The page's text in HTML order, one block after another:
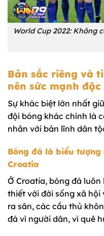
World Cup 2022: Không
Bản sắc riêng và
nên sức mạnh
Sự khác biệt lớn nhất
đội bóng khác chính là
nhân với bản lĩnh dân
Bóng đá là biểu
Croatia
Ở Croatia, bóng đá
thiết với đời sống xã
ra sân, các cầu thủ
đá vì người dân, vì quê